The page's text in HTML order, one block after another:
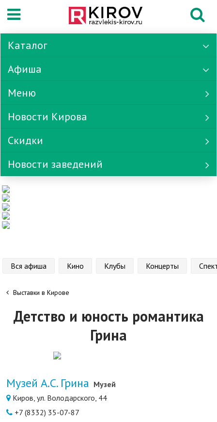
Каталог
Афиша
Меню
Новости Кирова
Скидки
Новости заведений
Вся афиша Кино Клубы Концерты
Выставки в Кирове
Детство и юность романтика
Грина
Музей А.С. Грина Музей
Киров, ул. Володарского, 44
+7 (8332) 35-07-87